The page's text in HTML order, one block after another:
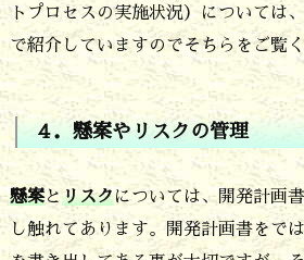
懸
案
や
リ
ス
ク
の
トプロセスの実施状況）については
で紹介していますのでそちらをご覧く
４．懸案やリスクの管理
懸案とリスクについては、開発計画
し触れてあります。開発計画書をで